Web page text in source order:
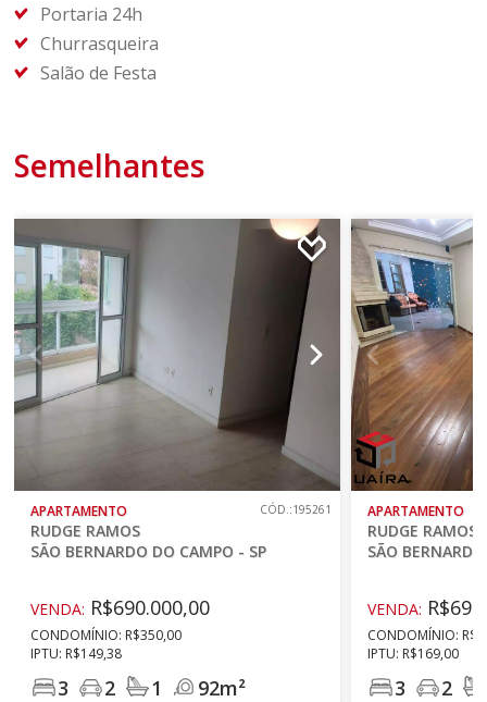
Portaria 24h
Churrasqueira
Salão de Festa
Semelhantes
APARTAMENTO
RUDGE RAMOS
SÃO BERNARDO DO CAMPO - SP
CÓD.:195261
VENDA: R$690.000,00
CONDOMÍNIO: R$350,00
IPTU: R$149,38
3 2 1 92m²
APARTAMENTO
RUDGE RAMOS
SÃO
VENDA:
CONDOMÍNIO:
IPTU: R$169,00
3 2